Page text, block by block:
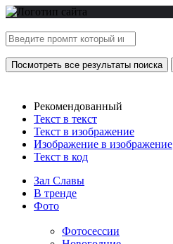
Посмотреть все результаты поиска
Рекомендованный
Текст в текст
Текст в изображение
Изображение в изображение
Текст в код
Зал Славы
В тренде
Фото
Фотосессии